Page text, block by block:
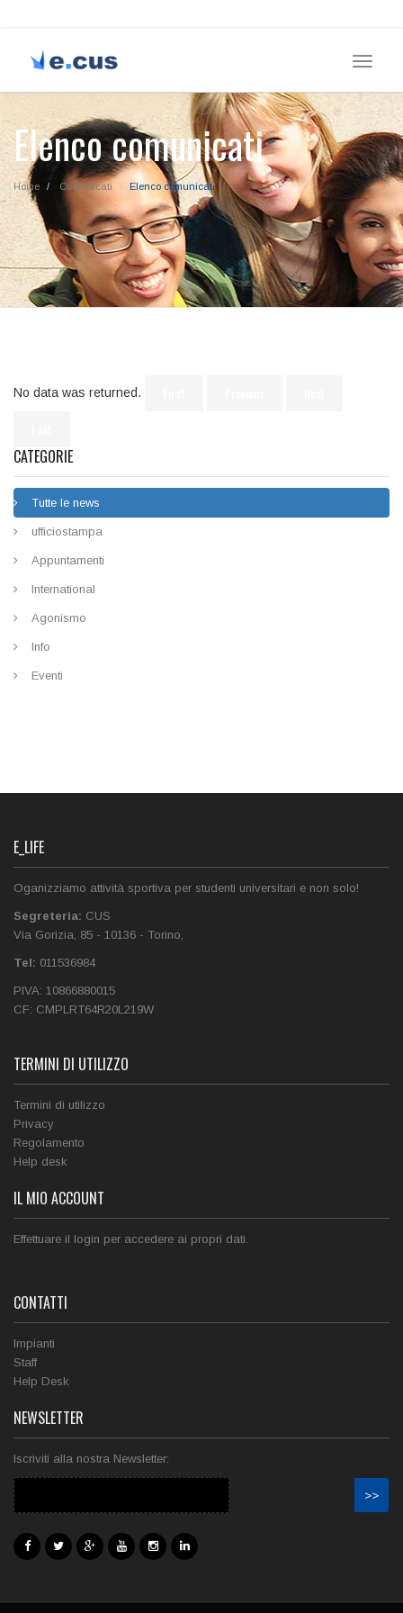
Toggle
Elenco comunicati
Home Comunicati Elenco comunicati
No data was returned.
CATEGORIE
Tutte le news
ufficiostampa
Appuntamenti
International
Agonismo
Info
Eventi
E_LIFE
Oganizziamo attività sportiva per studenti universitari e non solo!
Segreteria: CUS
Via Gorizia, 85 - 10136 - Torino,
Tel: 011536984‎
PIVA: 10866880015
CF: CMPLRT64R20L219W
TERMINI DI UTILIZZO
Termini di utilizzo
Privacy
Regolamento
Help desk
IL MIO ACCOUNT
Effettuare il login per accedere ai propri dati.
CONTATTI
Impianti
Staff
Help Desk
NEWSLETTER
Iscriviti alla nostra Newsletter: